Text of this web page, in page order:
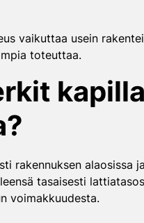
vaikuttaa usein
toteuttaa.
rakennuksen
tasaisesti
voimakkuudesta.